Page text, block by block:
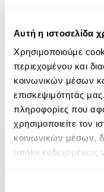
Αυτή η ιστοσελίδα
Χρησιμοποιούμε
περιεχομένου και
κοινωνικών μέσων
επισκεψιμότητάς
πληροφορίες που
χρησιμοποιείτε τον
κοινωνικών μέσων,
οποίοι ενδεχομένως
Audiobook • 1 Credit
11:11 - Όλοι
Δημήτρης
14.99€